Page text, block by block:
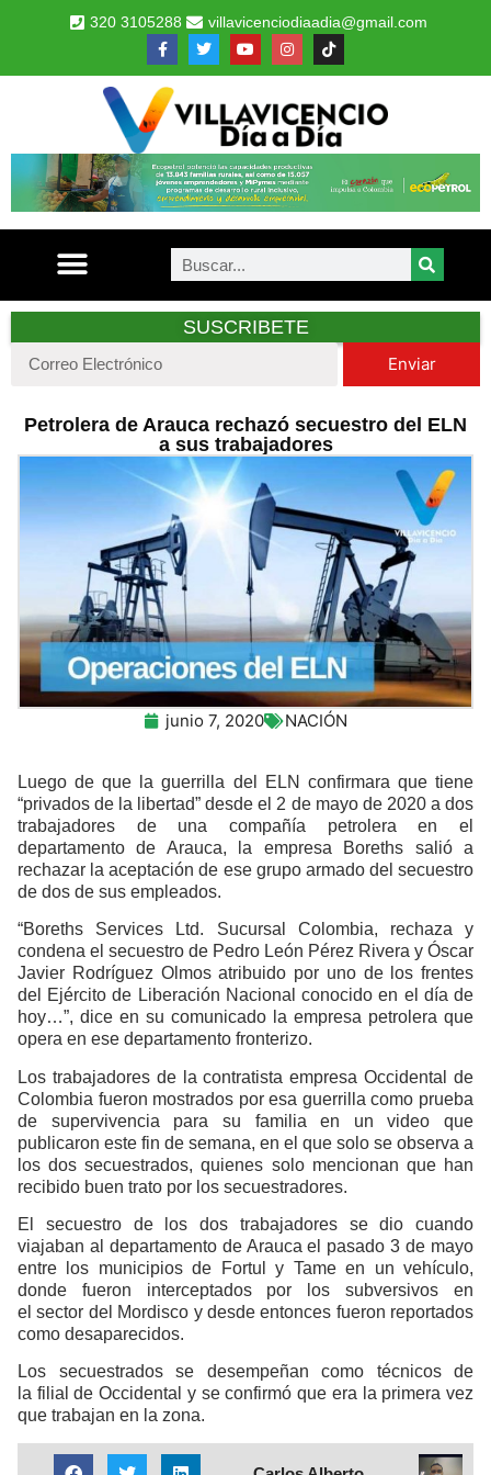
320 3105288 villavicenciodiaadia@gmail.com
SUSCRIBETE
Enviar
Petrolera de Arauca rechazó secuestro del ELN
a sus trabajadores
junio 7, 2020 NACIÓN
Luego de que la guerrilla del ELN confirmara que tiene
“privados de la libertad” desde el 2 de mayo de 2020 a dos
trabajadores de una compañía petrolera en el
departamento de Arauca, la empresa Boreths salió a
rechazar la aceptación de ese grupo armado del secuestro
de dos de sus empleados.
“Boreths Services Ltd. Sucursal Colombia, rechaza y
condena el secuestro de Pedro León Pérez Rivera y Óscar
Javier Rodríguez Olmos atribuido por uno de los frentes
del Ejército de Liberación Nacional conocido en el día de
hoy…”, dice en su comunicado la empresa petrolera que
opera en ese departamento fronterizo.
Los trabajadores de la contratista empresa Occidental de
Colombia fueron mostrados por esa guerrilla como prueba
de supervivencia para su familia en un video que
publicaron este fin de semana, en el que solo se observa a
los dos secuestrados, quienes solo mencionan que han
recibido buen trato por los secuestradores.
El secuestro de los dos trabajadores se dio cuando
viajaban al departamento de Arauca el pasado 3 de mayo
entre los municipios de Fortul y Tame en un vehículo,
donde fueron interceptados por los subversivos en
el sector del Mordisco y desde entonces fueron reportados
como desaparecidos.
Los secuestrados se desempeñan como técnicos de
la filial de Occidental y se confirmó que era la primera vez
que trabajan en la zona.